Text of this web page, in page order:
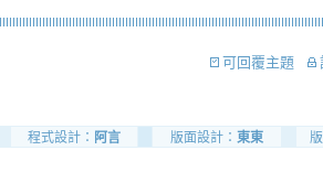
可回覆主題
程式設計： 阿言 版面設計： 東東